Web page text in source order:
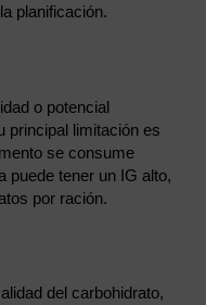
planificación.
o potencial
principal limitación es
se consume
puede tener un IG alto,
por ración.
del carbohidrato,